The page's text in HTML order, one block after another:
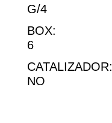
G/4
BOX:
6
CATALIZADOR:
NO